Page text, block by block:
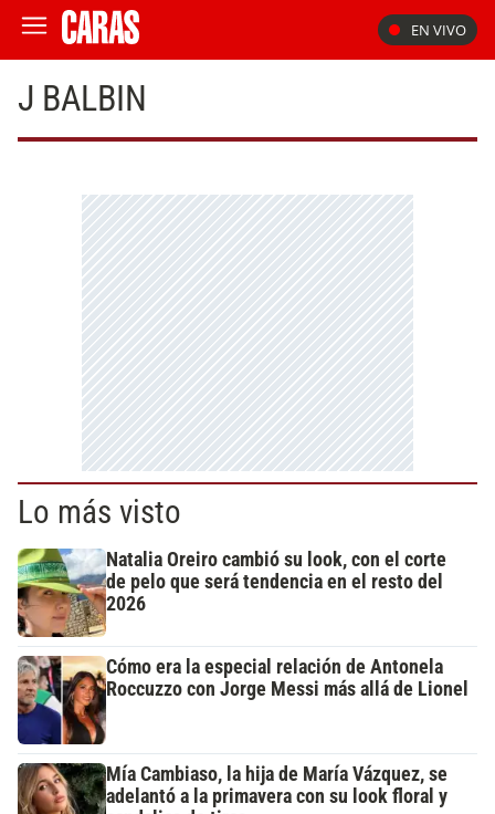
EN VIVO
J BALBIN
Lo más visto
Natalia Oreiro cambió su look, con el corte
de pelo que será tendencia en el resto del
2026
Cómo era la especial relación de Antonela
Roccuzzo con Jorge Messi más allá de Lionel
Mía Cambiaso, la hija de María Vázquez, se
adelantó a la primavera con su look floral y